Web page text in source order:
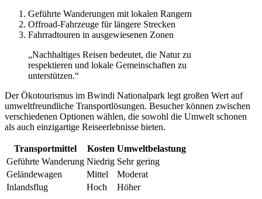
Geführte Wanderungen mit lokalen Rangern
Offroad-Fahrzeuge für längere Strecken
Fahrradtouren in ausgewiesenen Zonen
„Nachhaltiges Reisen bedeutet, die Natur zu
respektieren und lokale Gemeinschaften zu
unterstützen.“
Der Ökotourismus im Bwindi Nationalpark legt großen Wert auf
umweltfreundliche Transportlösungen. Besucher können zwischen
verschiedenen Optionen wählen, die sowohl die Umwelt schonen
als auch einzigartige Reiseerlebnisse bieten.
Transportmittel Kosten Umweltbelastung
Geführte Wanderung Niedrig Sehr gering
Geländewagen
Mittel
Moderat
Inlandsflug
Hoch Höher